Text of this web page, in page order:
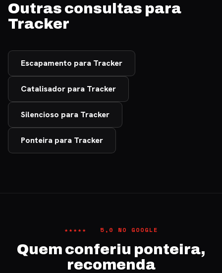
Outras consultas para
Tracker
Escapamento para Tracker
Catalisador para Tracker
Silencioso para Tracker
Ponteira para Tracker
★★★★★ 5,0 NO GOOGLE
Quem conferiu ponteira,
recomenda